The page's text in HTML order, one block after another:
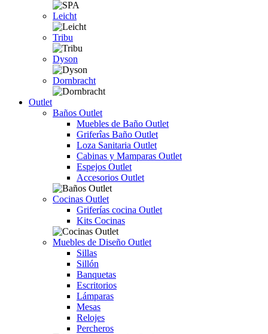
Leicht
Tribu
Dyson
Dornbracht
Outlet
Baños Outlet
Muebles de Baño Outlet
Griferîas Baño Outlet
Loza Sanitaria Outlet
Cabinas y Mamparas Outlet
Espejos Outlet
Accesorios Outlet
Cocinas Outlet
Griferías cocina Outlet
Kits Cocinas
Muebles de Diseño Outlet
Sillas
Sillón
Banquetas
Escritorios
Lámparas
Mesas
Relojes
Percheros